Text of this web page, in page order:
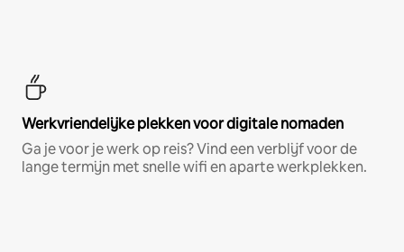
Werkvriendelijke plekken voor digitale nomaden
Ga je voor je werk op reis? Vind een verblijf voor de
lange termijn met snelle wifi en aparte werkplekken.